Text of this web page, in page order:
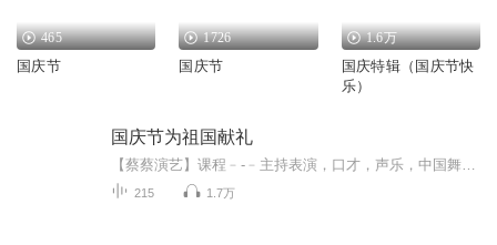
465
国庆节
1726
国庆节
1.6万
国庆特辑（国庆节快
乐）
国庆节为祖国献礼
215 1.7万